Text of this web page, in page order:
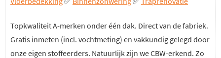
Topkwaliteit A-merken onder één dak. Direct van de fabriek.
Gratis inmeten (incl. vochtmeting) en vakkundig gelegd door
onze eigen stoffeerders. Natuurlijk zijn we CBW-erkend. Zo